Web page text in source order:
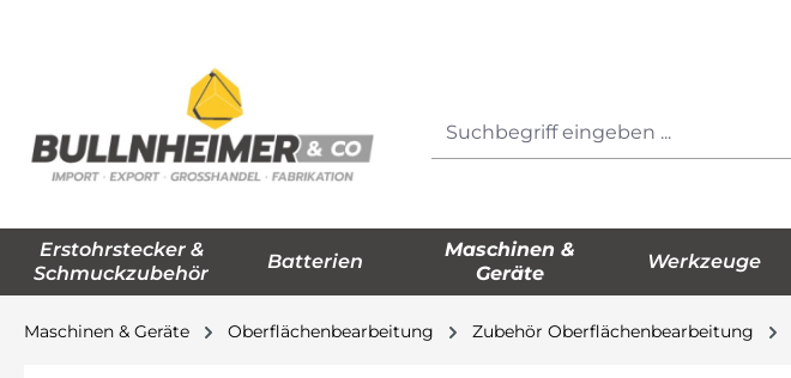
Erstohrstecker &
Schmuckzubehör
Batterien
Maschinen &
Geräte
Werkzeuge
Maschinen & Geräte Oberflächenbearbeitung Zubehör Oberflächenbearbeitung